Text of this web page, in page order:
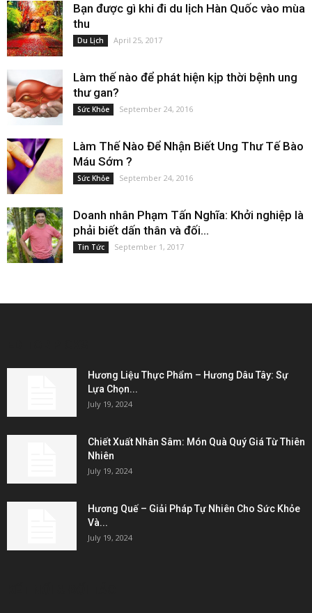
Bạn được gì khi đi du lịch Hàn Quốc vào mùa
thu
Du Lịch April 25, 2017
Làm thế nào để phát hiện kịp thời bệnh ung
thư gan?
Sức Khỏe September 24, 2016
Làm Thế Nào Để Nhận Biết Ung Thư Tế Bào
Máu Sớm ?
Sức Khỏe September 24, 2016
Doanh nhân Phạm Tấn Nghĩa: Khởi nghiệp là
phải biết dấn thân và đối...
Tin Tức September 1, 2017
Hương Liệu Thực Phẩm – Hương Dâu Tây: Sự
Lựa Chọn...
July 19, 2024
Chiết Xuất Nhân Sâm: Món Quà Quý Giá Từ Thiên
Nhiên
July 19, 2024
Hương Quế – Giải Pháp Tự Nhiên Cho Sức Khỏe
Và...
July 19, 2024